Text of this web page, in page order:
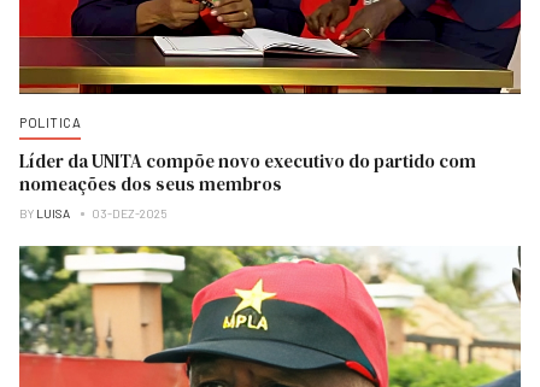
POLITICA
Líder da UNITA compõe novo executivo do partido com
nomeações dos seus membros
BY LUISA 03-DEZ-2025